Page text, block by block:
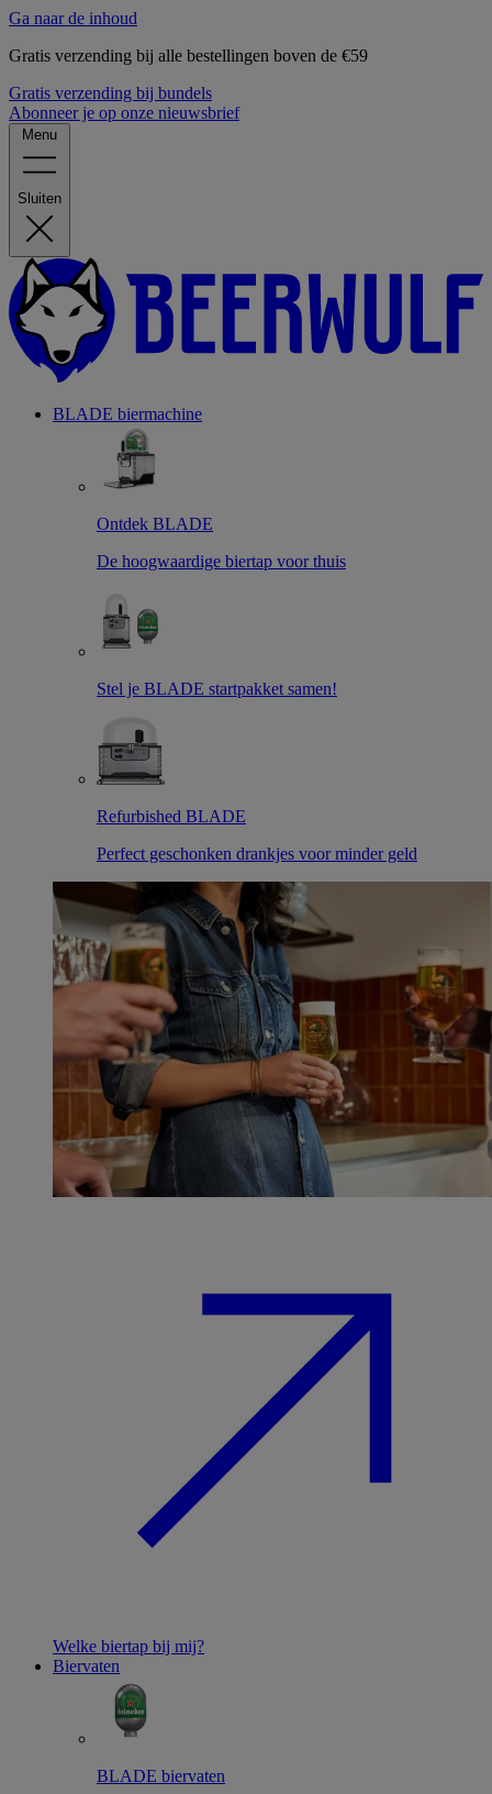
Ga naar de inhoud
Gratis verzending bij alle bestellingen boven de €59
Gratis verzending bij bundels
Abonneer je op onze nieuwsbrief
Menu
Sluiten
BLADE biermachine
Ontdek BLADE
De hoogwaardige biertap voor thuis
Stel je BLADE startpakket samen!
Refurbished BLADE
Perfect geschonken drankjes voor minder geld
Welke biertap bij mij?
Biervaten
BLADE biervaten